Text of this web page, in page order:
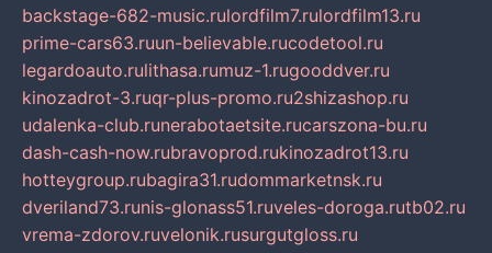
backstage-682-music.rulordfilm7.rulordfilm13.ru
prime-cars63.ruun-believable.rucodetool.ru
legardoauto.rulithasa.rumuz-1.rugooddver.ru
kinozadrot-3.ruqr-plus-promo.ru2shizashop.ru
udalenka-club.runerabotaetsite.rucarszona-bu.ru
dash-cash-now.rubravoprod.rukinozadrot13.ru
hotteygroup.rubagira31.rudommarketnsk.ru
dveriland73.runis-glonass51.ruveles-doroga.rutb02.ru
vrema-zdorov.ruvelonik.rusurgutgloss.ru